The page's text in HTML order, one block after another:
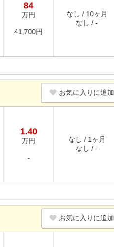
84
万円
41,700円
なし / 10ヶ月
なし / -
お気に入りに追加
1.40
万円
-
なし / 1ヶ月
なし / -
お気に入りに追加